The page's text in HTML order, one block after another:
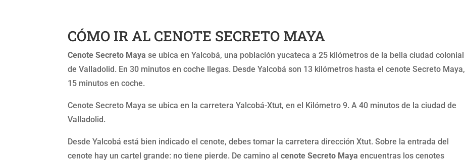
CÓMO IR AL CENOTE SECRETO MAYA
Cenote Secreto Maya se ubica en Yalcobá, una población yucateca a 25 kilómetros de la bella ciudad colonial
de Valladolid. En 30 minutos en coche llegas. Desde Yalcobá son 13 kilómetros hasta el cenote Secreto Maya,
15 minutos en coche.
Cenote Secreto Maya se ubica en la carretera Yalcobá-Xtut, en el Kilómetro 9. A 40 minutos de la ciudad de
Valladolid.
Desde Yalcobá está bien indicado el cenote, debes tomar la carretera dirección Xtut. Sobre la entrada del
cenote hay un cartel grande: no tiene pierde. De camino alcenote Secreto Maya encuentras los cenotes